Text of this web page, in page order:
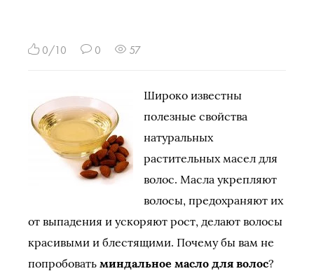
0/10 0 57
Широко известны
полезные свойства
натуральных
растительных масел для
волос. Масла укрепляют
волосы, предохраняют их
от выпадения и ускоряют рост, делают волосы
красивыми и блестящими. Почему бы вам не
попробовать миндальное масло для волос?